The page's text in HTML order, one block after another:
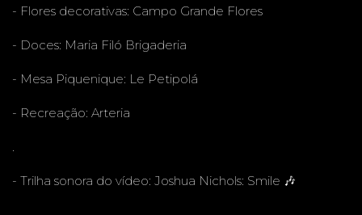
- Flores decorativas: Campo Grande Flores
- Doces: Maria Filó Brigaderia
- Mesa Piquenique: Le Petipolá
- Recreação: Arteria
.
- Trilha sonora do vídeo: Joshua Nichols: Smile 🎶